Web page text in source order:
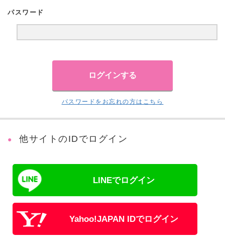
パスワード
パスワードをお忘れの方はこちら
他サイトのIDでログイン
LINEでログイン
Yahoo!JAPAN IDでログイン